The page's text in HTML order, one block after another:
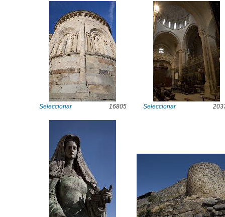
Seleccionar 16805 Seleccionar